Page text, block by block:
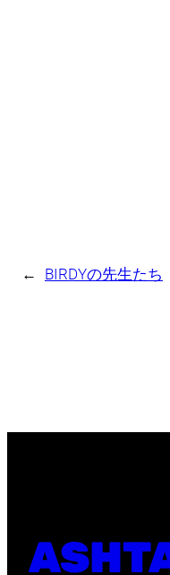
← BIRDYの先生たち